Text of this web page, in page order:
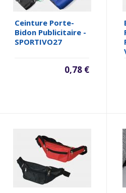
Ceinture Porte-
Bidon Publicitaire -
SPORTIVO27
0,78 €